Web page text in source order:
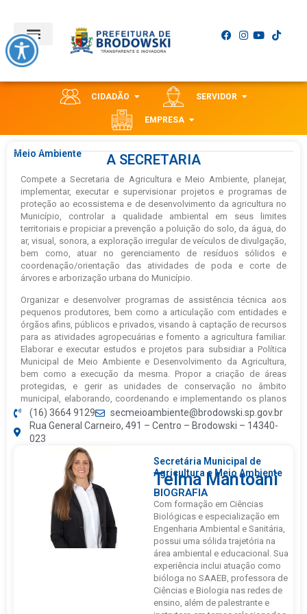
CIDADÃO SERVIDOR
EMPRESA
Meio Ambiente A SECRETARIA
Compete a Secretaria de Agricultura e Meio Ambiente, planejar,
implementar, executar e supervisionar projetos e programas de
proteção ao ecossistema e de desenvolvimento da agricultura no
Município, controlar a qualidade ambiental em seus limites
territoriais e propiciar a prevenção a poluição do solo, da água, do
ar, visual, sonora, a exploração irregular de veículos de divulgação,
bem como, atuar no gerenciamento de resíduos sólidos e
coordenação/orientação das atividades de poda e corte de
árvores e arborização urbana do Município.
Organizar e desenvolver programas de assistência técnica aos
pequenos produtores, bem como a articulação com entidades e
órgãos afins, públicos e privados, visando à captação de recursos
para as atividades agropecuárias e fomento a agricultura familiar.
Elaborar e executar estudos e projetos para subsidiar a Política
Municipal de Meio Ambiente e Desenvolvimento da Agricultura,
bem como a execução da mesma. Propor a criação de áreas
protegidas, e gerir as unidades de conservação no âmbito
municipal, elaborando, coordenando e implementando os planos
de manejo.
Exercer a ação fiscalizadora e o poder de polícia administrativa
para fazer cumprir normas; condicionar e restringir o uso dos
bens, atividades e direitos, em benefício da preservação,
conservação, defesa, melhoria, recuperação e controle do meio
ambiente. Decidir sobre a concessão de licenças e a aplicação de
penalidades na forma da legislação. Atuar de forma permanente
na recuperação de áreas poluídas ou degradadas. Informar a
população sobre a qualidade do meio ambiente, bem como os
resultados dos monitoramentos e auditorias ambientais. Incentivar
e executar a pesquisa, o desenvolvimento e a capacitação
tecnológica e humana para a resolução dos problemas ambientais
pareceres técnicos que subsidiarão a concessão de licenças
ambientais. Promover a captação de recursos junto aos órgãos e
(16) 3664 9129
secmeioambiente@brodowski.sp.gov.br
Rua General Carneiro, 491 – Centro – Brodowski – 14340-
023
Secretária Municipal de
Agricultura e Meio Ambiente
Telma Mantoani
BIOGRAFIA
Com formação em Ciências
Biológicas e especialização em
Engenharia Ambiental e Sanitária,
possui uma sólida trajetória na
área ambiental e educacional. Sua
experiência inclui atuação como
bióloga no SAAEB, professora de
Ciências e Biologia nas redes de
ensino, além de palestrante e